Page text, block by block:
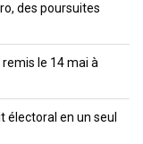
des poursuites
le 14 mai à
électoral en un seul